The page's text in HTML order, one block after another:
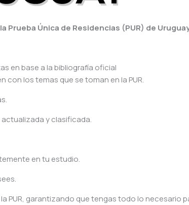
Prueba Única de Residencias (PUR) de
en base a la bibliografía oficial
con los temas que se toman en la PUR.
actualizada y clasificada.
en tu estudio.
PUR, garantizando que tengas todo lo necesario